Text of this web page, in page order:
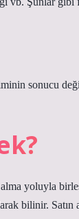
sonucu
yoluyla
bilinir. Satın